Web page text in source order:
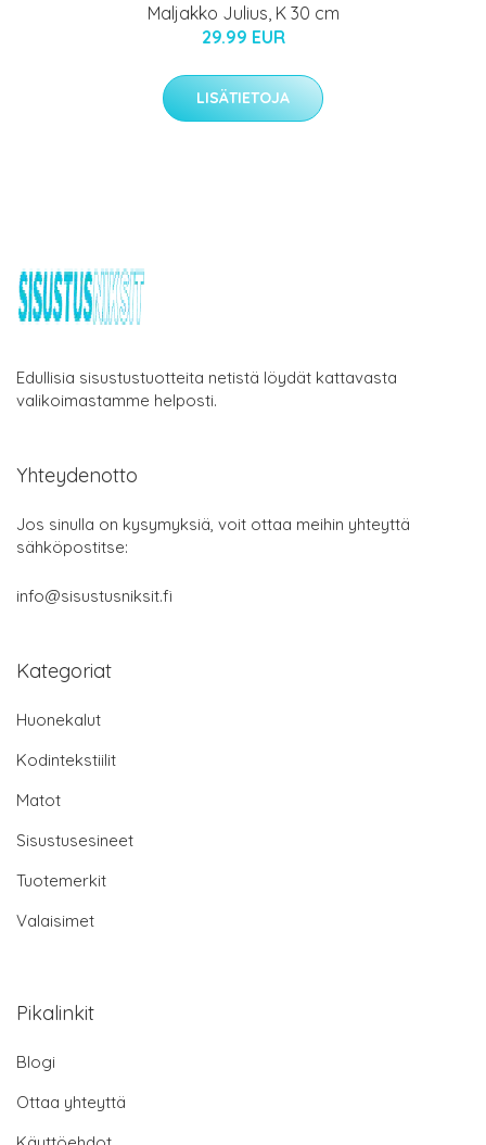
Maljakko Julius, K 30 cm
29.99 EUR
LISÄTIETOJA
Edullisia sisustustuotteita netistä löydät kattavasta
valikoimastamme helposti.
Yhteydenotto
Jos sinulla on kysymyksiä, voit ottaa meihin yhteyttä
sähköpostitse:
info@sisustusniksit.fi
Kategoriat
Huonekalut
Kodintekstiilit
Matot
Sisustusesineet
Tuotemerkit
Valaisimet
Pikalinkit
Blogi
Ottaa yhteyttä